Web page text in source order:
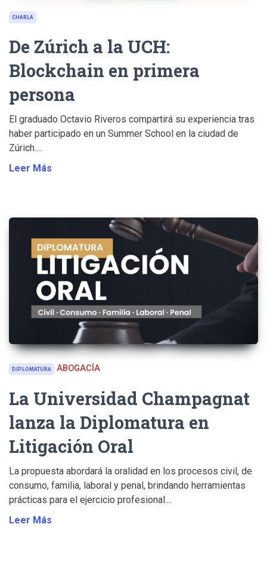
CHARLA
De Zúrich a la UCH:
Blockchain en primera
persona
El graduado Octavio Riveros compartirá su experiencia tras
haber participado en un Summer School en la ciudad de
Zúrich....
Leer Más
DIPLOMATURA ABOGACÍA
La Universidad Champagnat
lanza la Diplomatura en
Litigación Oral
La propuesta abordará la oralidad en los procesos civil, de
consumo, familia, laboral y penal, brindando herramientas
prácticas para el ejercicio profesional....
Leer Más